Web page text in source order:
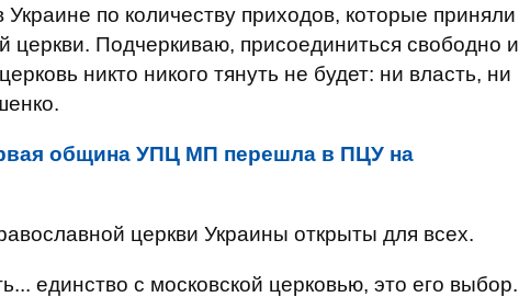
по количеству приходов, которые приняли
церкви. Подчеркиваю, присоединиться свободно и
никто никого тянуть не будет: ни власть, ни
община УПЦ МП перешла в ПЦУ на
церкви Украины открыты для всех.
единство с московской церковью, это его выбор.